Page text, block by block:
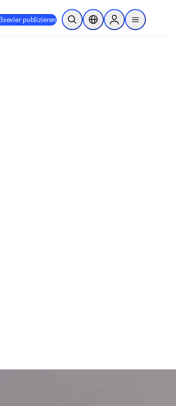
publizieren Suche öffnenStandortauswahl
Sign in to products
menu